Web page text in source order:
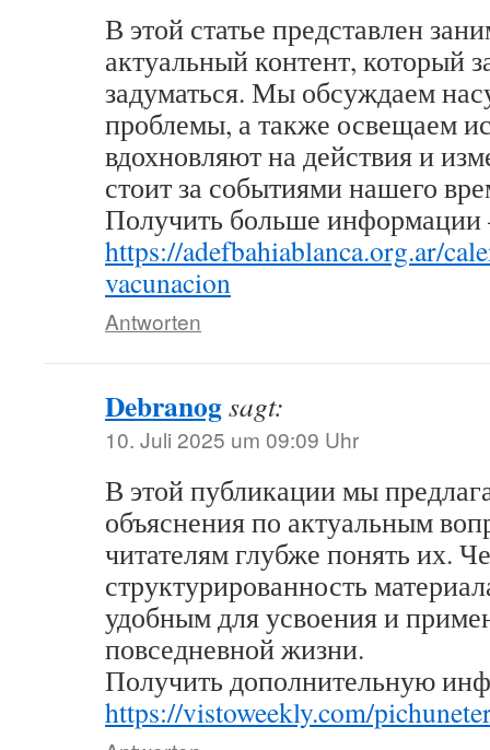
В этой статье представлен
актуальный контент, который
задуматься. Мы обсуждаем
проблемы, а также освещаем
вдохновляют на действия и
стоит за событиями нашего
Получить больше информации
https://adefbahiablanca.org.ar/
vacunacion
Antworten
Debranogsagt:
10. Juli 2025 um 09:09 Uhr
В этой публикации мы
объяснения по актуальным
читателям глубже понять их.
структурированность
удобным для усвоения и
повседневной жизни.
Получить дополнительную
https://vistoweekly.com/